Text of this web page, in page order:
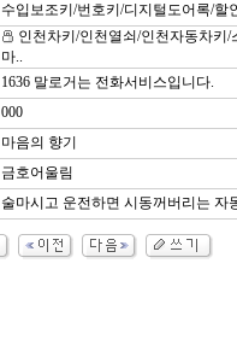
수입보조키/번호키/디지털도어록/할
인천차키/인천열쇠/인천자동차키
마..
1636 말로거는 전화서비스입니다.
000
마음의 향기
금호어울림
술마시고 운전하면 시동꺼버리는 자